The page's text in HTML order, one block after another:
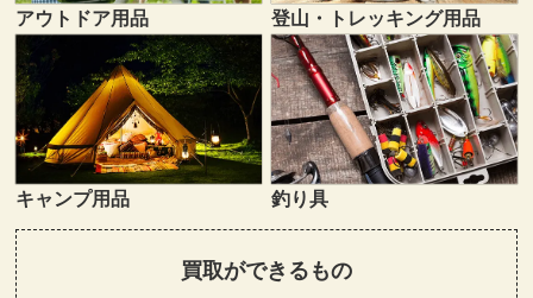
アウトドア用品 登山・トレッキング用品
キャンプ用品 釣り具
買取ができるもの